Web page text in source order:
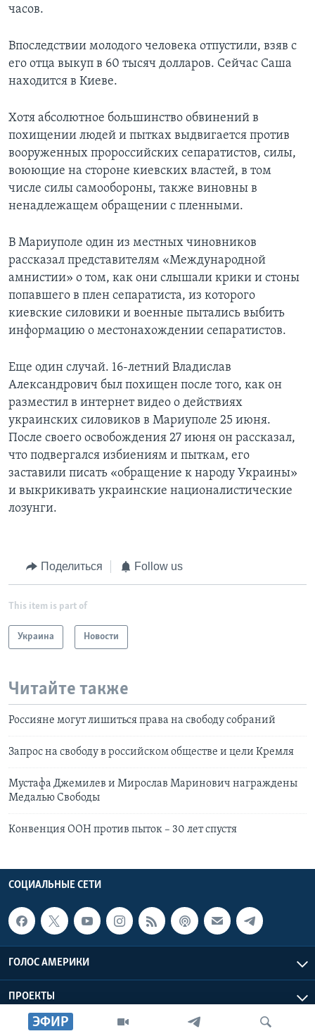
ЭФИР
часов.
Впоследствии молодого человека отпустили, взяв с
его отца выкуп в 60 тысяч долларов. Сейчас Саша
находится в Киеве.
Хотя абсолютное большинство обвинений в
похищении людей и пытках выдвигается против
вооруженных пророссийских сепаратистов, силы,
воюющие на стороне киевских властей, в том
числе силы самообороны, также виновны в
ненадлежащем обращении с пленными.
В Мариуполе один из местных чиновников
рассказал представителям «Международной
амнистии» о том, как они слышали крики и стоны
попавшего в плен сепаратиста, из которого
киевские силовики и военные пытались выбить
информацию о местонахождении сепаратистов.
Еще один случай. 16-летний Владислав
Александрович был похищен после того, как он
разместил в интернет видео о действиях
украинских силовиков в Мариуполе 25 июня.
После своего освобождения 27 июня он рассказал,
что подвергался избиениям и пыткам, его
заставили писать «обращение к народу Украины»
и выкрикивать украинские националистические
лозунги.
Поделиться Follow us
This item is part of
Украина Новости
Читайте также
Россияне могут лишиться права на свободу собраний
Запрос на свободу в российском обществе и цели Кремля
Мустафа Джемилев и Мирослав Маринович награждены
Медалью Свободы
Конвенция ООН против пыток – 30 лет спустя
СОЦИАЛЬНЫЕ СЕТИ
ГОЛОС АМЕРИКИ
ПРОЕКТЫ